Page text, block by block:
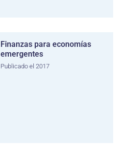
Finanzas para economías
emergentes
Publicado el 2017